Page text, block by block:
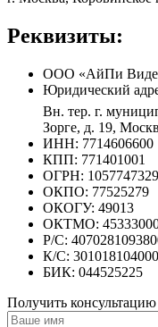
Реквизиты:
ООО «АйПи
Юридический
Вн. тер. г.
Зорге, д. 19,
ИНН: 7714606600
КПП: 771401001
ОГРН:
ОКПО: 77525279
ОКОГУ: 49013
ОКТМО:
Р/С:
К/С:
БИК: 044525225
Получить консультацию